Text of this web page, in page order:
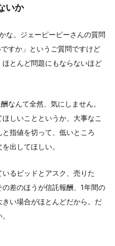
いか
な。ジェーピーピーさんの質問
すか」というご質問ですけど
とんど問題にもならないほど
なんて全然、気にしません。
しいことというか、大事なこ
指値を切って、低いところ
出してほしい。
るビッドとアスク、売りた
差のほうが信託報酬、1年間の
い場合がほとんどだから。だ